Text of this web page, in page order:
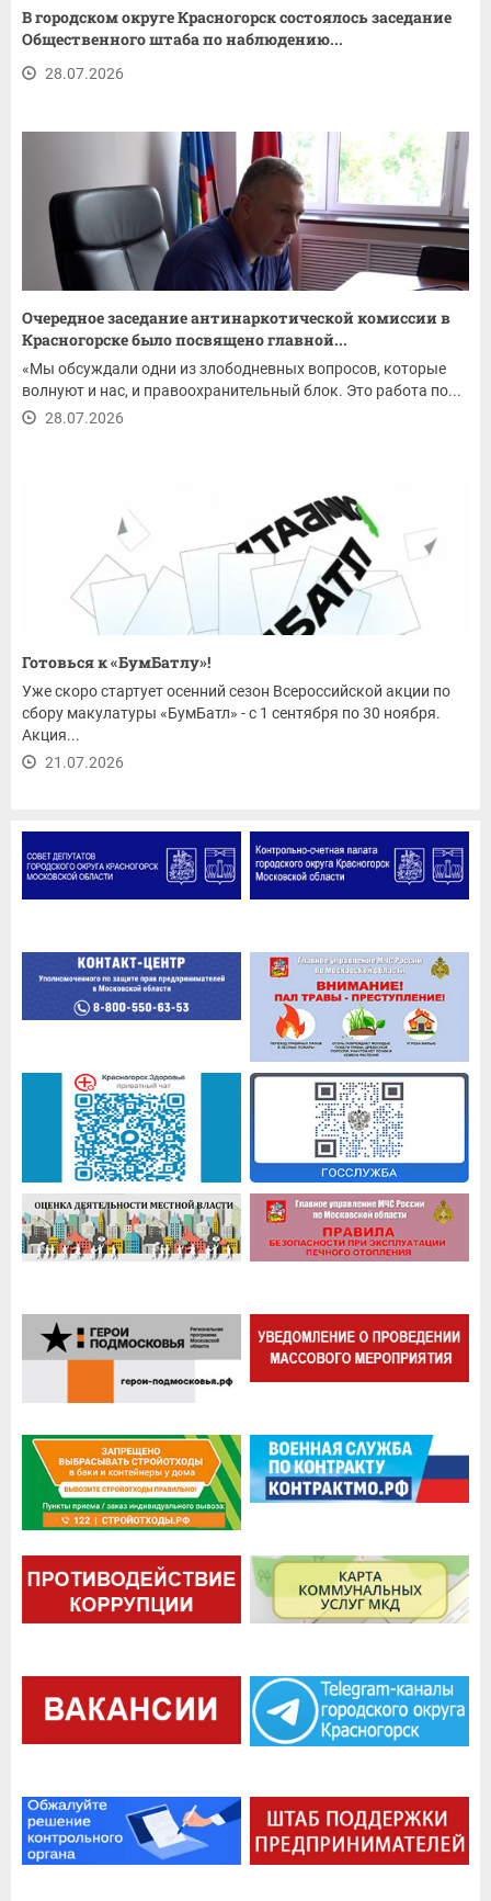
В городском округе Красногорск состоялось заседание
Общественного штаба по наблюдению...
28.07.2026
Очередное заседание антинаркотической комиссии в
Красногорске было посвящено главной...
«Мы обсуждали одни из злободневных вопросов, которые
волнуют и нас, и правоохранительный блок. Это работа по...
28.07.2026
Готовься к «БумБатлу»!
Уже скоро стартует осенний сезон Всероссийской акции по
сбору макулатуры «БумБатл» - с 1 сентября по 30 ноября.
Акция...
21.07.2026